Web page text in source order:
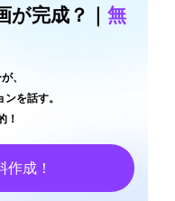
完成？｜ 無
、
を話す。
！
成！